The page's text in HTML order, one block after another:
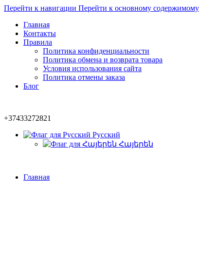
Перейти к навигации Перейти к основному содержимому
Главная
Контакты
Правила
Политика конфиденциальности
Политика обмена и возврата товара
Условия использования сайта
Политика отмены заказа
Блог
+37433272821
Русский
Հայերեն
Главная